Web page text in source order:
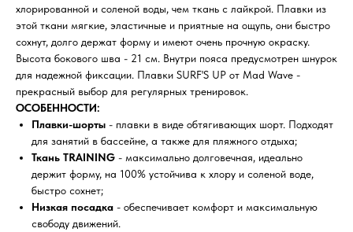
хлорированной и соленой воды, чем ткань с лайкрой. Плавки из
этой ткани мягкие, эластичные и приятные на ощупь, они быстро
сохнут, долго держат форму и имеют очень прочную окраску.
Высота бокового шва - 21 см. Внутри пояса предусмотрен шнурок
для надежной фиксации. Плавки SURF'S UP от Mad Wave -
прекрасный выбор для регулярных тренировок.
ОСОБЕННОСТИ:
Плавки-шорты - плавки в виде обтягивающих шорт. Подходят
для занятий в бассейне, а также для пляжного отдыха;
Ткань TRAINING - максимально долговечная, идеально
держит форму, на 100% устойчива к хлору и соленой воде,
быстро сохнет;
Низкая посадка - обеспечивает комфорт и максимальную
свободу движений.